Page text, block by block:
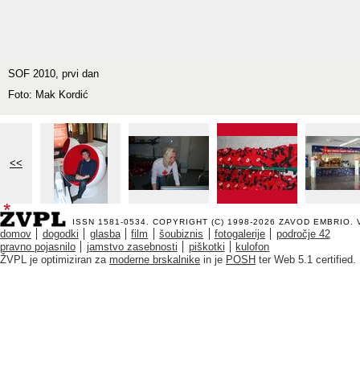
SOF 2010, prvi dan
Foto: Mak Kordić
<<
ISSN 1581-0534. COPYRIGHT (C) 1998-2026 ZAVOD EMBRIO .
domov dogodki glasba film šoubiznis fotogalerije
področje 42
pravno pojasnilo
jamstvo zasebnosti piškotki
kulofon
ŽVPL je optimiziran za moderne brskalnike in je POSH ter Web 5.1 certified.